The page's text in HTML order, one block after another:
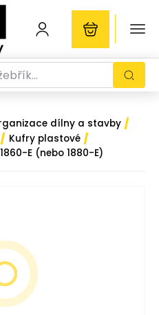
dílny a stavby /
/ Kufry plastové /
E (nebo 1880-E)